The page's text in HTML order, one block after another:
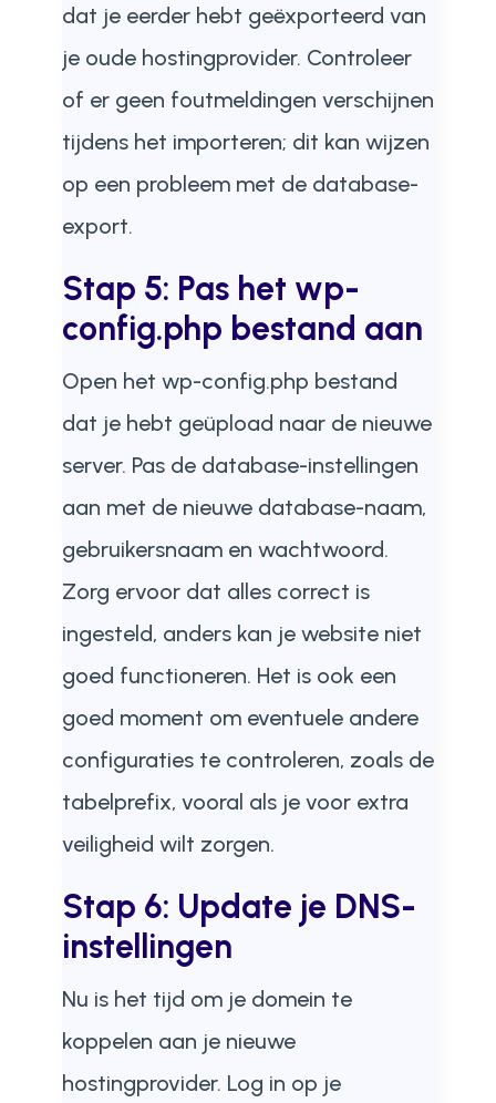
dat je eerder hebt geëxporteerd van
je oude hostingprovider. Controleer
of er geen foutmeldingen verschijnen
tijdens het importeren; dit kan wijzen
op een probleem met de database-
export.
Stap 5: Pas het wp-
config.php bestand aan
Open het wp-config.php bestand
dat je hebt geüpload naar de nieuwe
server. Pas de database-instellingen
aan met de nieuwe database-naam,
gebruikersnaam en wachtwoord.
Zorg ervoor dat alles correct is
ingesteld, anders kan je website niet
goed functioneren. Het is ook een
goed moment om eventuele andere
configuraties te controleren, zoals de
tabelprefix, vooral als je voor extra
veiligheid wilt zorgen.
Stap 6: Update je DNS-
instellingen
Nu is het tijd om je domein te
koppelen aan je nieuwe
hostingprovider. Log in op je